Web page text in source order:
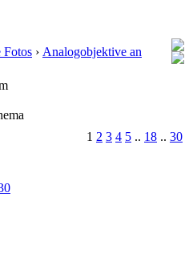
Fotos › Analogobjektive an
1 2 3 4 5 .. 18 .. 30